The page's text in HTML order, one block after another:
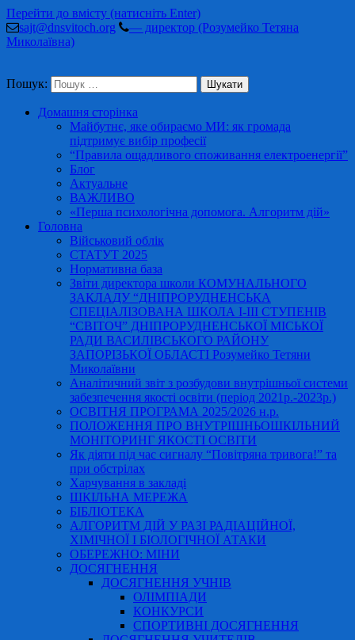
Перейти до вмісту (натисніть Enter)
sajt@dnsvitoch.org
— директор (Розумейко Тетяна
Миколаївна)
Пошук:
Домашня сторінка
Майбутнє, яке обираємо МИ: як громада
підтримує вибір професії
“Правила ощадливого споживання електроенергії”
Блог
Актуальне
ВАЖЛИВО
«Перша психологічна допомога. Алгоритм дій»
Головна
Військовий облік
СТАТУТ 2025
Нормативна база
Звіти директора школи КОМУНАЛЬНОГО
ЗАКЛАДУ “ДНІПРОРУДНЕНСЬКА
СПЕЦІАЛІЗОВАНА ШКОЛА І-ІІІ СТУПЕНІВ
“СВІТОЧ” ДНІПРОРУДНЕНСЬКОЇ МІСЬКОЇ
РАДИ ВАСИЛІВСЬКОГО РАЙОНУ
ЗАПОРІЗЬКОЇ ОБЛАСТІ Розумейко Тетяни
Миколаївни
Аналітичний звіт з розбудови внутрішньої системи
забезпечення якості освіти (період 2021р.-2023р.)
ОСВІТНЯ ПРОГРАМА 2025/2026 н.р.
ПОЛОЖЕННЯ ПРО ВНУТРІШНЬОШКІЛЬНИЙ
МОНІТОРИНГ ЯКОСТІ ОСВІТИ
Як діяти під час сигналу “Повітряна тривога!” та
при обстрілах
Харчування в закладі
ШКІЛЬНА МЕРЕЖА
БІБЛІОТЕКА
АЛГОРИТМ ДІЙ У РАЗІ РАДІАЦІЙНОЇ,
ХІМІЧНОЇ І БІОЛОГІЧНОЇ АТАКИ
ОБЕРЕЖНО: МІНИ
ДОСЯГНЕННЯ
ДОСЯГНЕННЯ УЧНІВ
ОЛІМПІАДИ
КОНКУРСИ
СПОРТИВНІ ДОСЯГНЕННЯ